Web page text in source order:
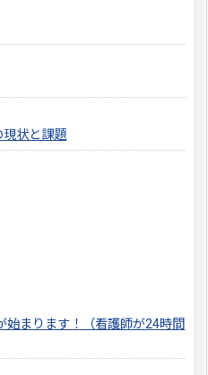
現状と課題
始まります！（看護師が24時間